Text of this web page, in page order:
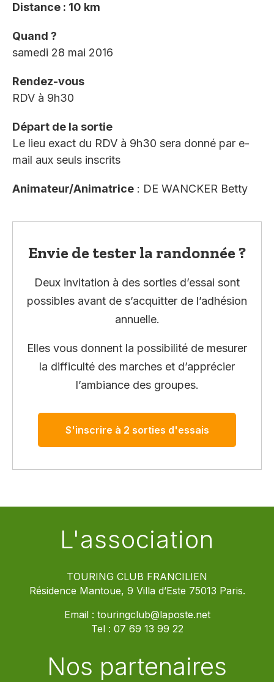
Distance : 10 km
Quand ?
samedi 28 mai 2016
Rendez-vous
RDV à 9h30
Départ de la sortie
Le lieu exact du RDV à 9h30 sera donné par e-
mail aux seuls inscrits
Animateur/Animatrice : DE WANCKER Betty
Envie de tester la randonnée ?
Deux invitation à des sorties d’essai sont
possibles avant de s’acquitter de l’adhésion
annuelle.
Elles vous donnent la possibilité de mesurer
la difficulté des marches et d’apprécier
l’ambiance des groupes.
S'inscrire à 2 sorties d'essais
L'association
TOURING CLUB FRANCILIEN
Résidence Mantoue, 9 Villa d’Este 75013 Paris.
Email : touringclub@laposte.net
Tel : 07 69 13 99 22
Nos partenaires